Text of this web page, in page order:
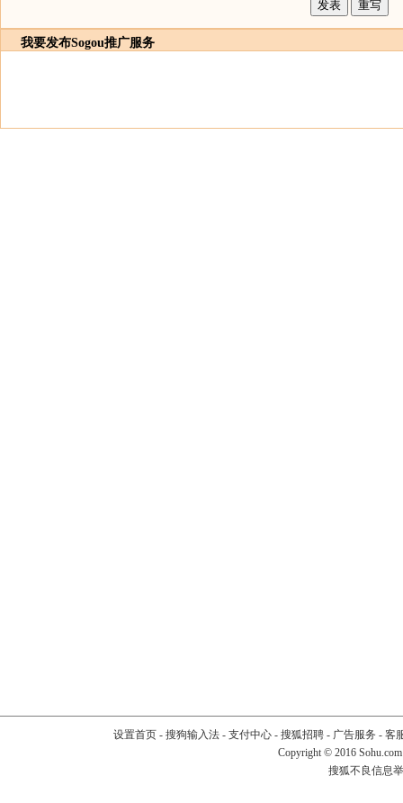
我要发布Sogou推广服务
设置首页- 搜狗输入法- 支付中心- 搜狐招聘- 广告服务 - 客
Copyright © 2016
搜狐不良信息